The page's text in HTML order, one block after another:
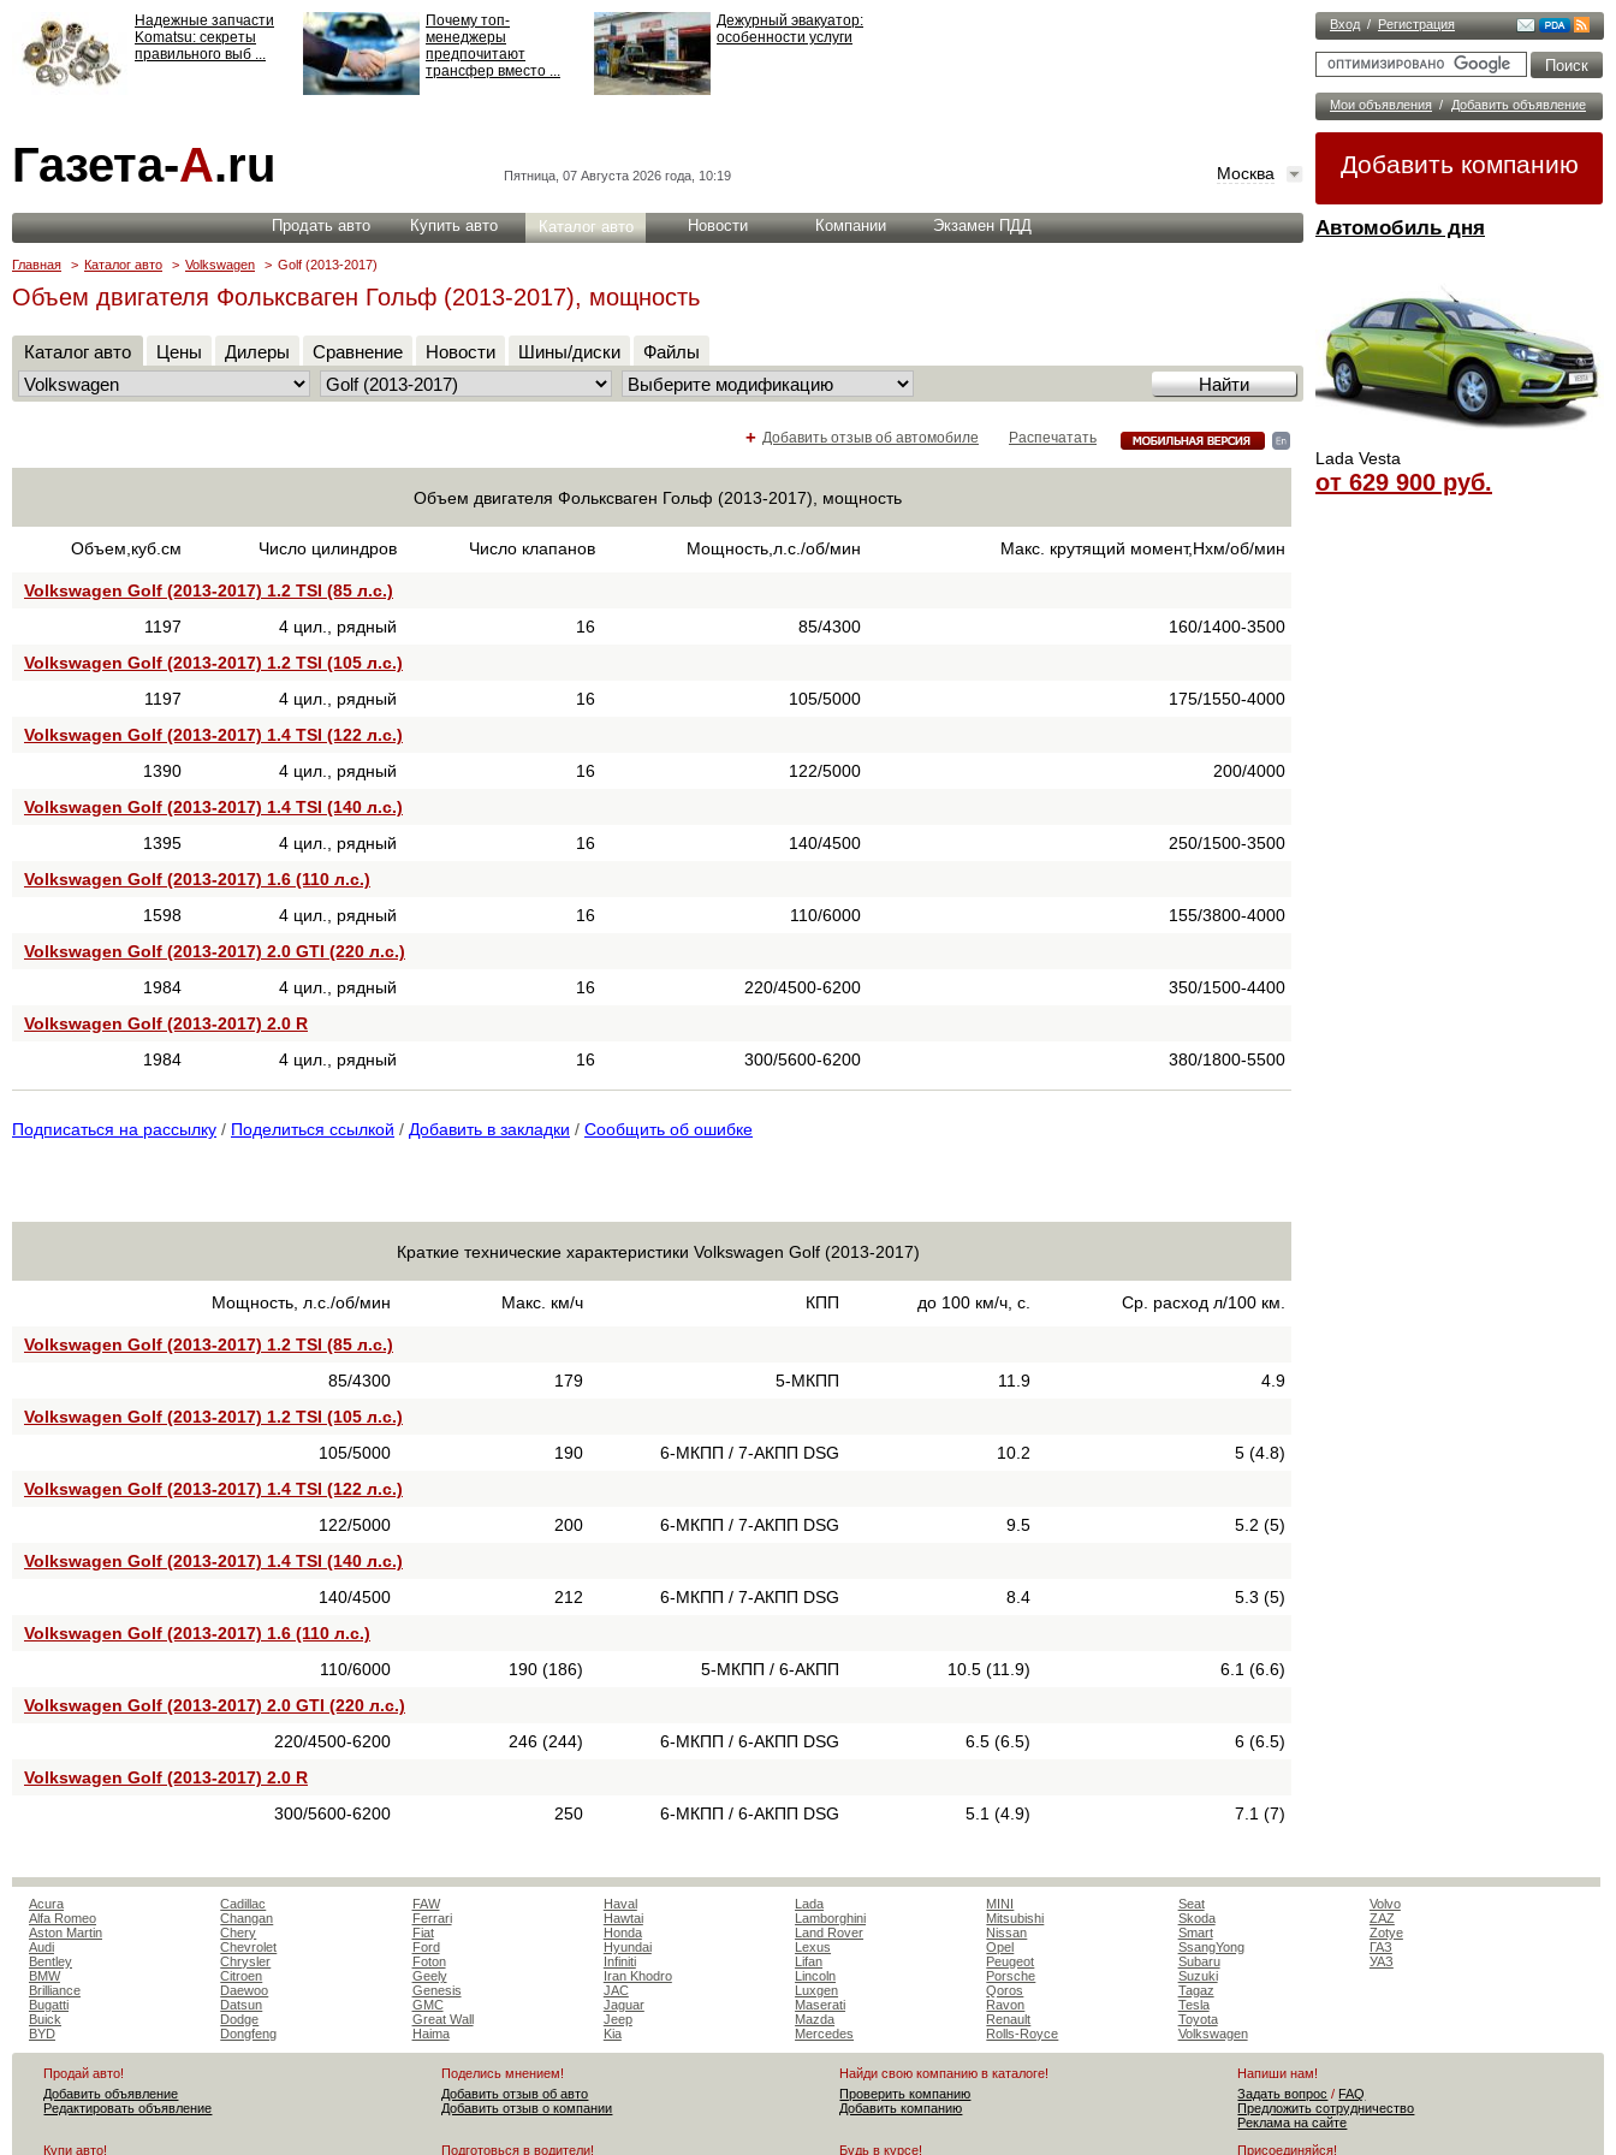
Вход / Регистрация
Мои объявления / Добавить объявление
Добавить компанию
Автомобиль дня
Lada Vesta
от 629 900 руб.
Надежные запчасти
Komatsu: секреты
правильного выб ...
Почему топ-
менеджеры
предпочитают
трансфер вместо ...
Дежурный эвакуатор:
особенности услуги
ответственности: все,
что нужно знать ...
Газета-А.ru Пятница, 07 Августа 2026 года, 10:19 Москва
Продать авто Купить авто Каталог авто Новости Компании Экзамен ПДД
Главная > Каталог авто > Volkswagen > Golf (2013-2017)
Объем двигателя Фольксваген Гольф (2013-2017), мощность
Каталог авто Цены Дилеры Сравнение Новости Шины/диски Файлы
Распечатать
+ Добавить отзыв об автомобиле
Объем двигателя Фольксваген Гольф (2013-2017), мощность
Объем,куб.см Число цилиндров Число клапанов Мощность,л.с./об/мин Макс. крутящий момент,Нхм/об/мин
Volkswagen Golf (2013-2017) 1.2 TSI (85 л.с.)
1197
4 цил., рядный 16 85/4300
160/1400-3500
Volkswagen Golf (2013-2017) 1.2 TSI (105 л.с.)
1197
4 цил., рядный 16 105/5000
175/1550-4000
Volkswagen Golf (2013-2017) 1.4 TSI (122 л.с.)
1390
4 цил., рядный 16 122/5000
200/4000
Volkswagen Golf (2013-2017) 1.4 TSI (140 л.с.)
1395
4 цил., рядный 16 140/4500
250/1500-3500
Volkswagen Golf (2013-2017) 1.6 (110 л.с.)
1598
4 цил., рядный 16 110/6000
155/3800-4000
Volkswagen Golf (2013-2017) 2.0 GTI (220 л.с.)
1984
4 цил., рядный 16 220/4500-6200
350/1500-4400
Volkswagen Golf (2013-2017) 2.0 R
1984
4 цил., рядный 16 300/5600-6200 380/1800-5500
Подписаться на рассылку / Поделиться ссылкой / Добавить в закладки / Сообщить об ошибке
Краткие технические характеристики Volkswagen Golf (2013-2017)
Мощность, л.с./об/мин Макс. км/ч КПП до 100 км/ч, с. Ср. расход л/100 км.
Volkswagen Golf (2013-2017) 1.2 TSI (85 л.с.)
85/4300
179 5-МКПП 11.9
4.9
Volkswagen Golf (2013-2017) 1.2 TSI (105 л.с.)
105/5000
190 6-МКПП / 7-АКПП DSG 10.2
5 (4.8)
Volkswagen Golf (2013-2017) 1.4 TSI (122 л.с.)
122/5000
200 6-МКПП / 7-АКПП DSG 9.5
5.2 (5)
Volkswagen Golf (2013-2017) 1.4 TSI (140 л.с.)
140/4500
212 6-МКПП / 7-АКПП DSG 8.4
5.3 (5)
Volkswagen Golf (2013-2017) 1.6 (110 л.с.)
110/6000
190 (186) 5-МКПП / 6-АКПП 10.5 (11.9)
6.1 (6.6)
Volkswagen Golf (2013-2017) 2.0 GTI (220 л.с.)
220/4500-6200
246 (244) 6-МКПП / 6-АКПП DSG 6.5 (6.5)
6 (6.5)
Volkswagen Golf (2013-2017) 2.0 R
300/5600-6200
250 6-МКПП / 6-АКПП DSG 5.1 (4.9) 7.1 (7)
Acura
Alfa Romeo
Aston Martin
Audi
Bentley
BMW
Brilliance
Bugatti
Buick
BYD
Cadillac
Changan
Chery
Chevrolet
Chrysler
Citroen
Daewoo
Datsun
Dodge
Dongfeng
FAW
Ferrari
Fiat
Ford
Foton
Geely
Genesis
GMC
Great Wall
Haima
Haval
Hawtai
Honda
Hyundai
Infiniti
Iran Khodro
JAC
Jaguar
Jeep
Kia
Lada
Lamborghini
Land Rover
Lexus
Lifan
Lincoln
Luxgen
Maserati
Mazda
Mercedes
MINI
Mitsubishi
Nissan
Opel
Peugeot
Porsche
Qoros
Ravon
Renault
Rolls-Royce
Seat
Skoda
Smart
SsangYong
Subaru
Suzuki
Tagaz
Tesla
Toyota
Volkswagen
Volvo
ZAZ
Zotye
ГАЗ
УАЗ
Продай авто!
Добавить объявление
Редактировать объявление
Поделись мнением!
Добавить отзыв об авто
Добавить отзыв о компании
Найди свою компанию в каталоге!
Проверить компанию
Добавить компанию
Напиши нам!
Задать вопрос / FAQ
Предложить сотрудничество
Реклама на сайте
Купи авто!
Подготовься в водители! Будь в курсе! Присоединяйся!